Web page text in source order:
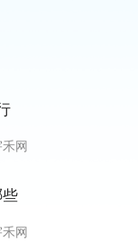
网
网